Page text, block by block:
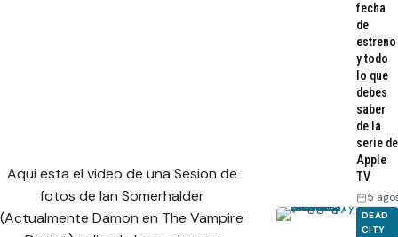
Aqui esta el video de una Sesion de
fotos de Ian Somerhalder
(Actualmente Damon en The Vampire
fecha
de
estreno
y todo
lo que
debes
saber
de la
serie de
Apple
TV
5
DEAD
CITY